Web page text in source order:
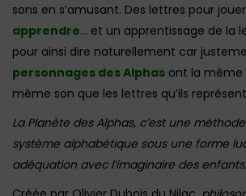
sons en s’amusant. Des lettres pour
apprendre… et un apprentissage de la
pour ainsi dire naturellement car
personnages des Alphas ont la
même son que les lettres qu’ils
La Planète des Alphas, c’est une
système alphabétique sous une forme
adéquation avec l’imaginaire des enfants.